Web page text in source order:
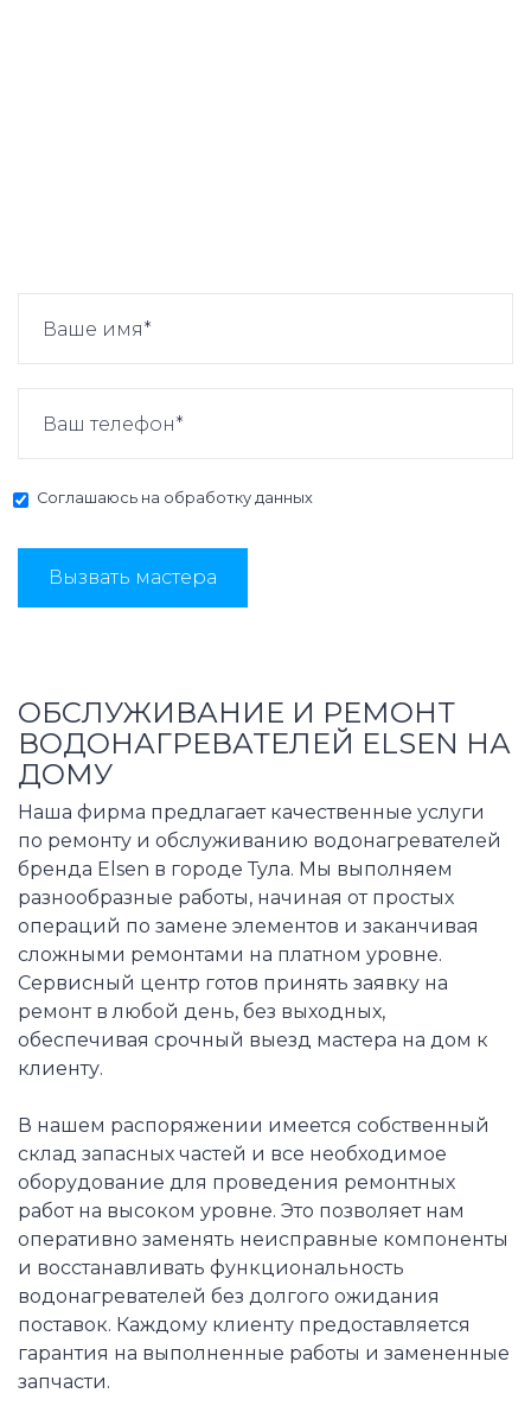
Соглашаюсь на обработку данных
Вызвать мастера
ОБСЛУЖИВАНИЕ И РЕМОНТ
ВОДОНАГРЕВАТЕЛЕЙ ELSEN НА
ДОМУ
Наша фирма предлагает качественные услуги
по ремонту и обслуживанию водонагревателей
бренда Elsen в городе Тула. Мы выполняем
разнообразные работы, начиная от простых
операций по замене элементов и заканчивая
сложными ремонтами на платном уровне.
Сервисный центр готов принять заявку на
ремонт в любой день, без выходных,
обеспечивая срочный выезд мастера на дом к
клиенту.
В нашем распоряжении имеется собственный
склад запасных частей и все необходимое
оборудование для проведения ремонтных
работ на высоком уровне. Это позволяет нам
оперативно заменять неисправные компоненты
и восстанавливать функциональность
водонагревателей без долгого ожидания
поставок. Каждому клиенту предоставляется
гарантия на выполненные работы и замененные
запчасти.